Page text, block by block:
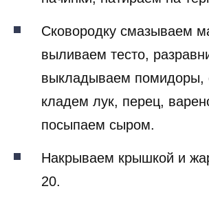
Сковородку смазываем
выливаем тесто,
выкладываем помидоры,
кладем лук, перец,
посыпаем сыром.
Накрываем крышкой и
20.